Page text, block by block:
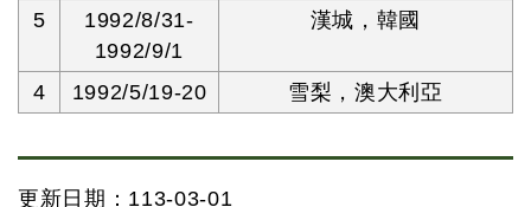
5
1992/8/31-
1992/9/1
漢城，韓國
4 1992/5/19-20 雪梨，澳大利亞
更新日期：113-03-01